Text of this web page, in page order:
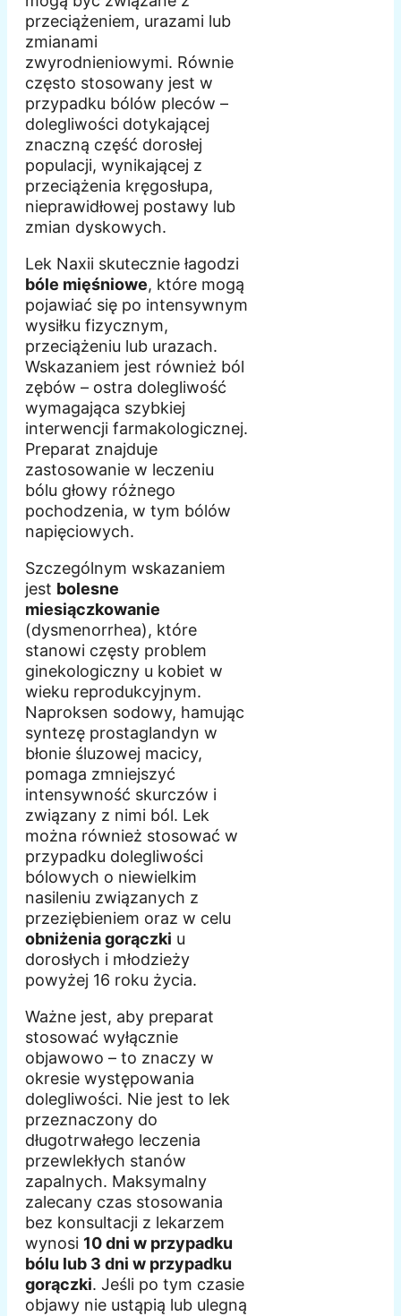
przeciążeniem, urazami lub
zmianami
zwyrodnieniowymi. Równie
często stosowany jest w
przypadku bólów pleców –
dolegliwości dotykającej
znaczną część dorosłej
populacji, wynikającej z
przeciążenia kręgosłupa,
nieprawidłowej postawy lub
zmian dyskowych.
Lek Naxii skutecznie łagodzi
bóle mięśniowe, które mogą
pojawiać się po intensywnym
wysiłku fizycznym,
przeciążeniu lub urazach.
Wskazaniem jest również ból
zębów – ostra dolegliwość
wymagająca szybkiej
interwencji farmakologicznej.
Preparat znajduje
zastosowanie w leczeniu
bólu głowy różnego
pochodzenia, w tym bólów
napięciowych.
Szczególnym wskazaniem
jest bolesne
miesiączkowanie
(dysmenorrhea), które
stanowi częsty problem
ginekologiczny u kobiet w
wieku reprodukcyjnym.
Naproksen sodowy, hamując
syntezę prostaglandyn w
błonie śluzowej macicy,
pomaga zmniejszyć
intensywność skurczów i
związany z nimi ból. Lek
można również stosować w
przypadku dolegliwości
bólowych o niewielkim
nasileniu związanych z
przeziębieniem oraz w celu
obniżenia gorączki u
dorosłych i młodzieży
powyżej 16 roku życia.
Ważne jest, aby preparat
stosować wyłącznie
objawowo – to znaczy w
okresie występowania
dolegliwości. Nie jest to lek
przeznaczony do
długotrwałego leczenia
przewlekłych stanów
zapalnych. Maksymalny
zalecany czas stosowania
bez konsultacji z lekarzem
wynosi 10 dni w przypadku
bólu lub 3 dni w przypadku
gorączki. Jeśli po tym czasie
objawy nie ustąpią lub ulegną